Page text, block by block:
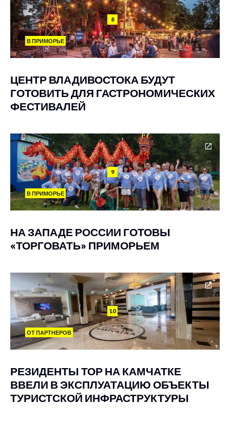
8
В ПРИМОРЬЕ
ЦЕНТР ВЛАДИВОСТОКА БУДУТ
ГОТОВИТЬ ДЛЯ ГАСТРОНОМИЧЕСКИХ
ФЕСТИВАЛЕЙ
9
В ПРИМОРЬЕ
НА ЗАПАДЕ РОССИИ ГОТОВЫ
«ТОРГОВАТЬ» ПРИМОРЬЕМ
10
ОТ ПАРТНЕРОВ
РЕЗИДЕНТЫ ТОР НА КАМЧАТКЕ
ВВЕЛИ В ЭКСПЛУАТАЦИЮ ОБЪЕКТЫ
ТУРИСТСКОЙ ИНФРАСТРУКТУРЫ